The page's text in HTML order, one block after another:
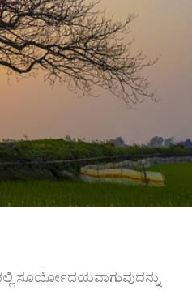
ಸೂರ್ಯೋದಯವಾಗುವುದನ್ನು